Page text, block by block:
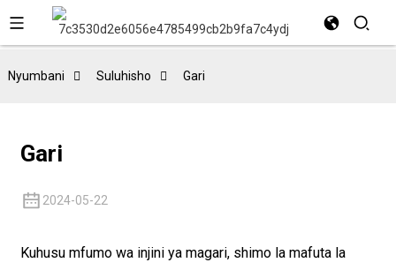
Nyumbani Suluhisho Gari
Gari
2024-05-22
Kuhusu mfumo wa injini ya magari, shimo la mafuta la